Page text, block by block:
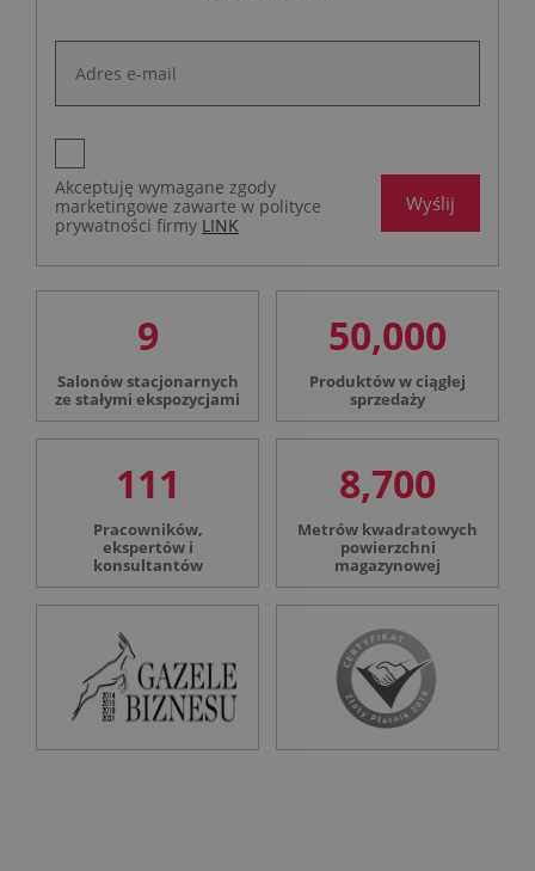
Akceptuję wymagane zgody
marketingowe zawarte w polityce
prywatności firmy LINK
Wyślij
9
Salonów stacjonarnych
ze stałymi ekspozycjami
50,000
Produktów w ciągłej
sprzedaży
111
Pracowników,
ekspertów i
konsultantów
8,700
Metrów kwadratowych
powierzchni
magazynowej